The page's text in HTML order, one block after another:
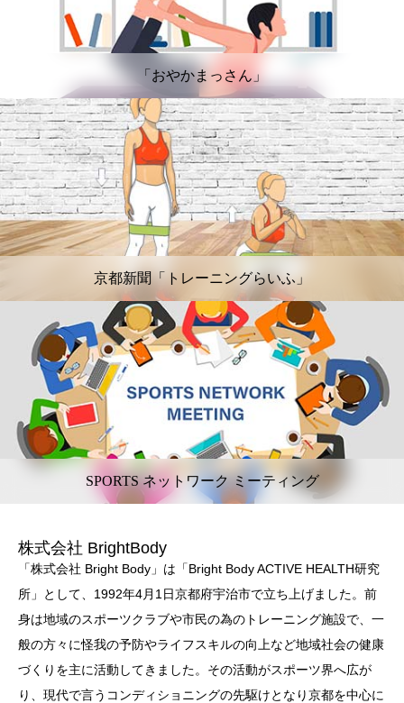
「おやかまっさん」
京都新聞「トレーニングらいふ」
SPORTS ネットワーク ミーティング
株式会社 BrightBody
「株式会社 Bright Body」は「Bright Body ACTIVE HEALTH研究
所」として、1992年4月1日京都府宇治市で立ち上げました。前
身は地域のスポーツクラブや市民の為のトレーニング施設で、一
般の方々に怪我の予防やライフスキルの向上など地域社会の健康
づくりを主に活動してきました。その活動がスポーツ界へ広が
り、現代で言うコンディショニングの先駆けとなり京都を中心に